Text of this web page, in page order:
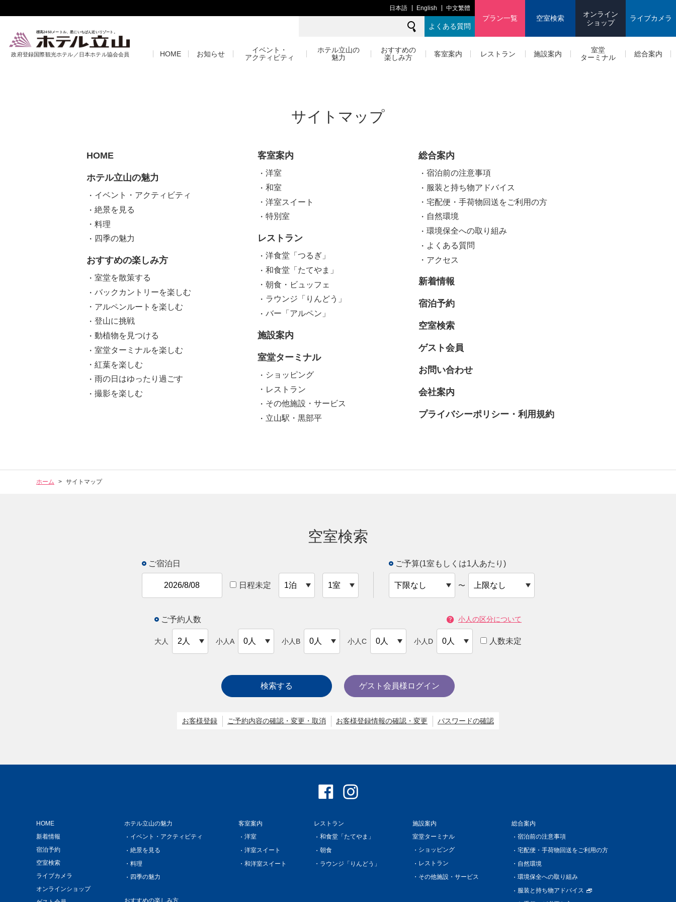
標高2450メートル、星にいちばん近いリゾート。
政府登録国際観光ホテル／日本ホテル協会会員
日本語 English 中文繁體
プラン一覧 空室検索
オンライン
ショップ
ライブカメラ
よくある質問
HOME お知らせ
イベント・
アクティビティ
ホテル立山の
魅力
おすすめの
楽しみ方
客室案内 レストラン 施設案内
室堂
ターミナル
総合案内
サイトマップ
HOME
ホテル立山の魅力
イベント・アクティビティ
絶景を見る
料理
四季の魅力
おすすめの楽しみ方
室堂を散策する
バックカントリーを楽しむ
アルペンルートを楽しむ
登山に挑戦
動植物を見つける
室堂ターミナルを楽しむ
紅葉を楽しむ
雨の日はゆったり過ごす
撮影を楽しむ
客室案内
洋室
和室
洋室スイート
特別室
レストラン
洋食堂「つるぎ」
和食堂「たてやま」
朝食・ビュッフェ
ラウンジ「りんどう」
バー「アルペン」
施設案内
室堂ターミナル
ショッピング
レストラン
その他施設・サービス
立山駅・黒部平
総合案内
宿泊前の注意事項
服装と持ち物アドバイス
宅配便・手荷物回送をご利用の方
自然環境
環境保全への取り組み
よくある質問
アクセス
新着情報
宿泊予約
空室検索
ゲスト会員
お問い合わせ
会社案内
プライバシーポリシー・利用規約
ホーム サイトマップ
空室検索
ご宿泊日
日程未定
ご予算(1室もしくは1人あたり)
〜
ご予約人数 小人の区分について
大人 小人A 小人B 小人C 小人D 人数未定
検索する ゲスト会員様ログイン
お客様登録 ご予約内容の確認・変更・取消 お客様登録情報の確認・変更 パスワードの確認
HOME
新着情報
宿泊予約
空室検索
ライブカメラ
オンラインショップ
ホテル立山の魅力
イベント・アクティビティ
絶景を見る
料理
四季の魅力
客室案内
洋室
洋室スイート
和洋室スイート
レストラン
和食堂「たてやま」
朝食
ラウンジ「りんどう」
施設案内
室堂ターミナル
ショッピング
レストラン
その他施設・サービス
総合案内
宿泊前の注意事項
宅配便・手荷物回送をご利用の方
自然環境
環境保全への取り組み
服装と持ち物アドバイス